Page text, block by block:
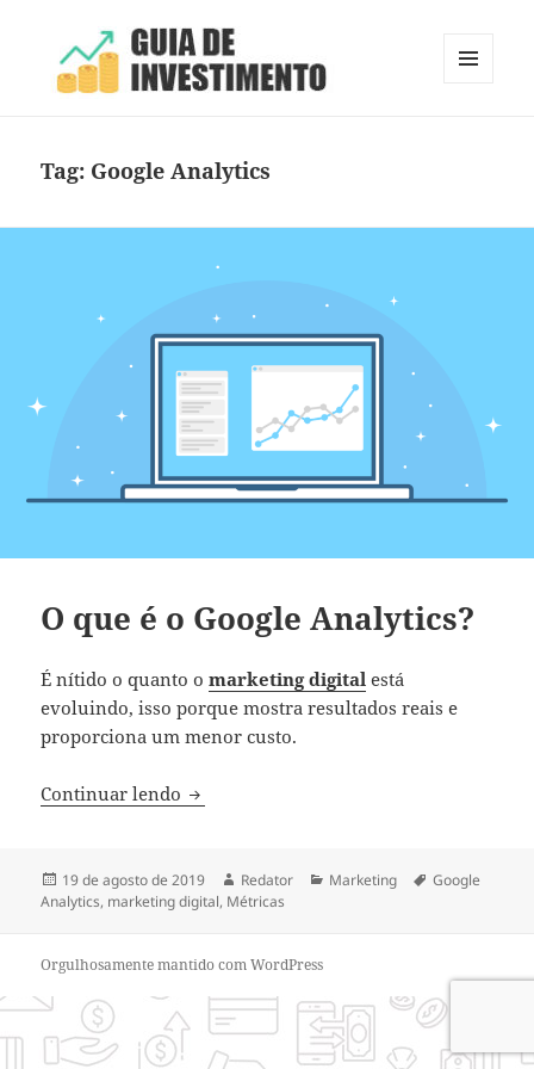
Tag: Google Analytics
O que é o Google Analytics?
É nítido o quanto omarketing digital está
evoluindo, isso porque mostra resultados reais e
proporciona um menor custo.
Continuar lendo O que é o Google Analytics?
Publicado
em
19 de agosto de 2019 Autor
Redator Categorias
Marketing Tags
Google
Analytics, marketing digital, Métricas
Orgulhosamente mantido com WordPress